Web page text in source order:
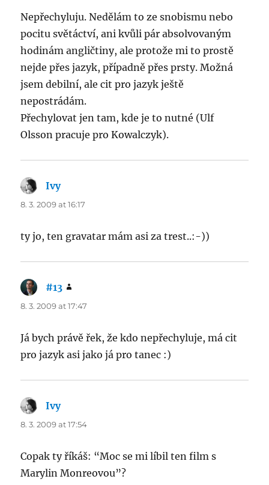
Nepřechyluju. Nedělám to ze snobismu nebo
pocitu světáctví, ani kvůli pár absolvovaným
hodinám angličtiny, ale protože mi to prostě
nejde přes jazyk, případně přes prsty. Možná
jsem debilní, ale cit pro jazyk ještě
nepostrádám.
Přechylovat jen tam, kde je to nutné (Ulf
Olsson pracuje pro Kowalczyk).
Ivysays:
8. 3. 2009 at 16:17
ty jo, ten gravatar mám asi za trest..:-))
#13
8. 3. 2009 at 17:47
Já bych právě řek, že kdo nepřechyluje, má cit
pro jazyk asi jako já pro tanec :)
Ivysays:
8. 3. 2009 at 17:54
Copak ty říkáš: “Moc se mi líbil ten film s
Marylin Monreovou”?